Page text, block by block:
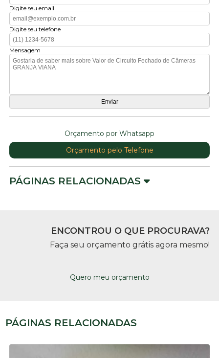
Digite seu email
Digite seu telefone
Mensagem
Orçamento por Whatsapp
Orçamento pelo Telefone
PÁGINAS RELACIONADAS
ENCONTROU O QUE PROCURAVA?
Faça seu orçamento grátis agora mesmo!
Quero meu orçamento
PÁGINAS RELACIONADAS